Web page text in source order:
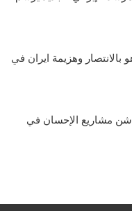
بالانتصار وهزيمة ايران في
تدشن مشاريع الإحسان في